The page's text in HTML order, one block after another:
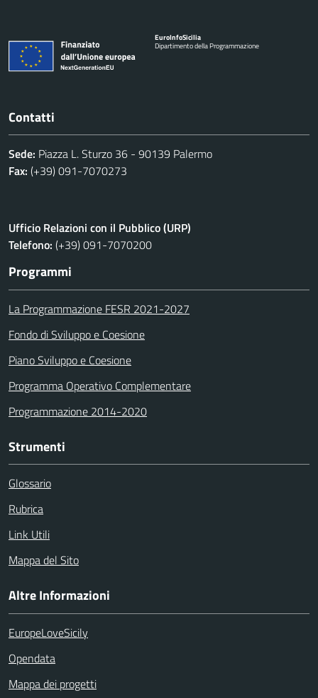
EuroInfoSicilia
Dipartimento della Programmazione
Contatti
Sede: Piazza L. Sturzo 36 - 90139 Palermo
Fax: (+39) 091-7070273
Ufficio Relazioni con il Pubblico (URP)
Telefono: (+39) 091-7070200
Programmi
La Programmazione FESR 2021-2027
Fondo di Sviluppo e Coesione
Piano Sviluppo e Coesione
Programma Operativo Complementare
Programmazione 2014-2020
Strumenti
Glossario
Rubrica
Link Utili
Mappa del Sito
Altre Informazioni
EuropeLoveSicily
Opendata
Mappa dei progetti